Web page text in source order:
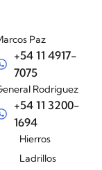
Paz
+54 11 4917-
7075
Rodríguez
+54 11 3200-
1694
Hierros
Ladrillos